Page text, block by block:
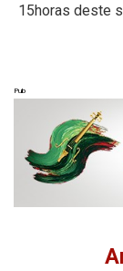
15horas deste
Pub